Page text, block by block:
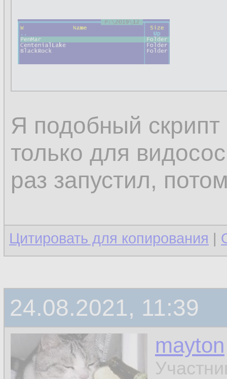
Я подобный
только для
раз запустил,
Цитировать для копирования |
24.08.2021, 11:39
mayton